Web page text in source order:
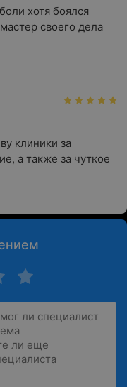
хотя боялся
своего дела
клиники за
а также за чуткое